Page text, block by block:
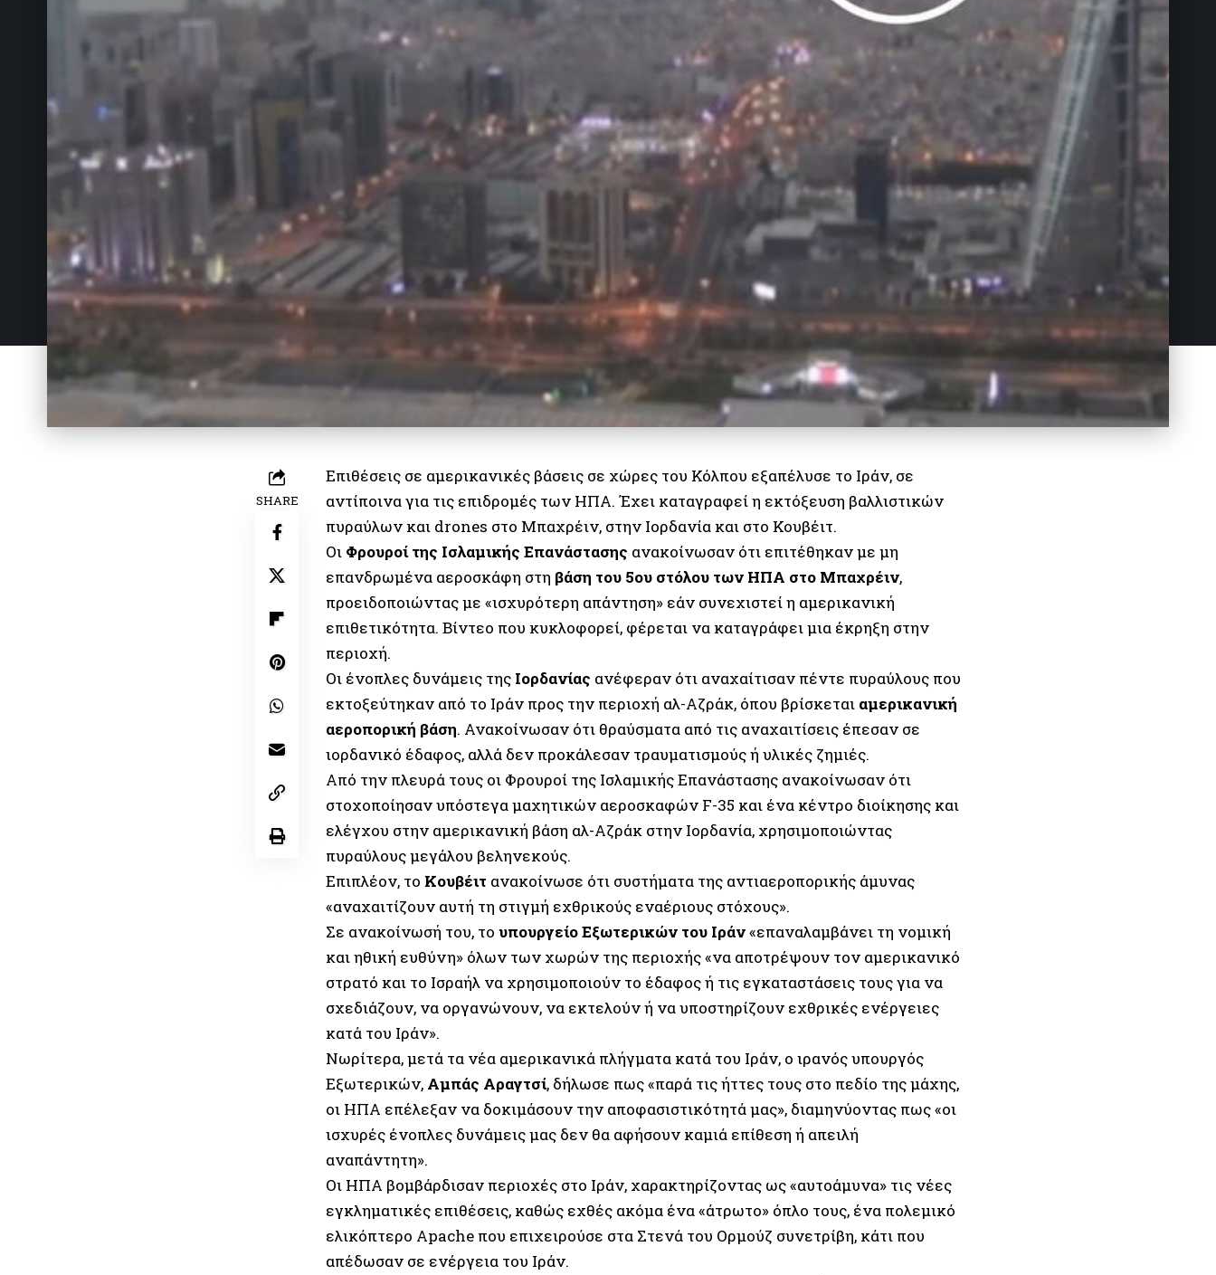
SHARE
Επιθέσεις σε αμερικανικές βάσεις σε χώρες του Κόλπου εξαπέλυσε το Ιράν, σε
αντίποινα για τις επιδρομές των ΗΠΑ. Έχει καταγραφεί η εκτόξευση βαλλιστικών
πυραύλων και drones στο Μπαχρέιν, στην Ιορδανία και στο Κουβέιτ.
Οι Φρουροί της Ισλαμικής Επανάστασης ανακοίνωσαν ότι επιτέθηκαν με μη
επανδρωμένα αεροσκάφη στη βάση του 5ου στόλου των ΗΠΑ στο Μπαχρέιν,
προειδοποιώντας με «ισχυρότερη απάντηση» εάν συνεχιστεί η αμερικανική
επιθετικότητα. Βίντεο που κυκλοφορεί, φέρεται να καταγράφει μια έκρηξη στην
περιοχή.
Οι ένοπλες δυνάμεις της Ιορδανίας ανέφεραν ότι αναχαίτισαν πέντε πυραύλους που
εκτοξεύτηκαν από το Ιράν προς την περιοχή αλ-Αζράκ, όπου βρίσκεται αμερικανική
αεροπορική βάση. Ανακοίνωσαν ότι θραύσματα από τις αναχαιτίσεις έπεσαν σε
ιορδανικό έδαφος, αλλά δεν προκάλεσαν τραυματισμούς ή υλικές ζημιές.
Από την πλευρά τους οι Φρουροί της Ισλαμικής Επανάστασης ανακοίνωσαν ότι
στοχοποίησαν υπόστεγα μαχητικών αεροσκαφών F-35 και ένα κέντρο διοίκησης και
ελέγχου στην αμερικανική βάση αλ-Αζράκ στην Ιορδανία, χρησιμοποιώντας
πυραύλους μεγάλου βεληνεκούς.
Επιπλέον, το Κουβέιτ ανακοίνωσε ότι συστήματα της αντιαεροπορικής άμυνας
«αναχαιτίζουν αυτή τη στιγμή εχθρικούς εναέριους στόχους».
Σε ανακοίνωσή του, το υπουργείο Εξωτερικών του Ιράν«επαναλαμβάνει τη νομική
και ηθική ευθύνη» όλων των χωρών της περιοχής «να αποτρέψουν τον αμερικανικό
στρατό και το Ισραήλ να χρησιμοποιούν το έδαφος ή τις εγκαταστάσεις τους για να
σχεδιάζουν, να οργανώνουν, να εκτελούν ή να υποστηρίζουν εχθρικές ενέργειες
κατά του Ιράν».
Νωρίτερα, μετά τα νέα αμερικανικά πλήγματα κατά του Ιράν, ο ιρανός υπουργός
Εξωτερικών, Αμπάς Αραγτσί, δήλωσε πως «παρά τις ήττες τους στο πεδίο της μάχης,
οι ΗΠΑ επέλεξαν να δοκιμάσουν την αποφασιστικότητά μας», διαμηνύοντας πως «οι
ισχυρές ένοπλες δυνάμεις μας δεν θα αφήσουν καμιά επίθεση ή απειλή
αναπάντητη».
Οι ΗΠΑ βομβάρδισαν περιοχές στο Ιράν, χαρακτηρίζοντας ως «αυτοάμυνα» τις νέες
εγκληματικές επιθέσεις, καθώς εχθές ακόμα ένα «άτρωτο» όπλο τους, ένα πολεμικό
ελικόπτερο Apache που επιχειρούσε στα Στενά του Ορμούζ συνετρίβη, κάτι που
απέδωσαν σε ενέργεια του Ιράν.